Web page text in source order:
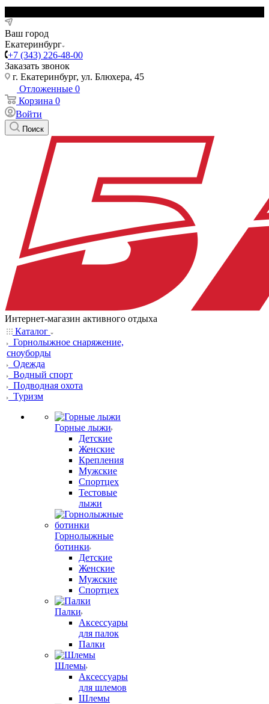
Ваш город
Екатеринбург
+7 (343) 226-48-00
Заказать звонок
г. Екатеринбург, ул. Блюхера, 45
Отложенные 0
Корзина 0
Войти
Поиск
Интернет-магазин активного отдыха
Каталог
Горнолыжное снаряжение,
сноуборды
Одежда
Водный спорт
Подводная охота
Туризм
Горные лыжи
Детские
Женские
Крепления
Мужские
Спортцех
Тестовые
лыжи
Горнолыжные
ботинки
Детские
Женские
Мужские
Спортцех
Палки
Аксессуары
для палок
Палки
Шлемы
Аксессуары
для шлемов
Шлемы